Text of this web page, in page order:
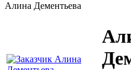
Алина Дементьева